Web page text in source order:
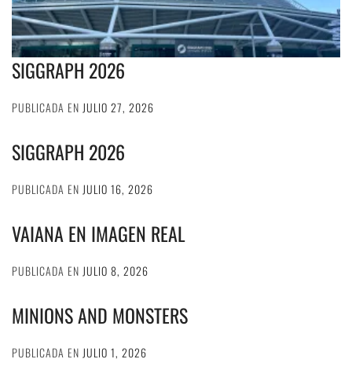
SIGGRAPH 2026
PUBLICADA EN JULIO 27, 2026
SIGGRAPH 2026
PUBLICADA EN JULIO 16, 2026
VAIANA EN IMAGEN REAL
PUBLICADA EN JULIO 8, 2026
MINIONS AND MONSTERS
PUBLICADA EN JULIO 1, 2026